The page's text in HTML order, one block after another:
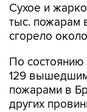
Сухое и
тыс. пожарам
сгорело
По
129
пожарами в
других